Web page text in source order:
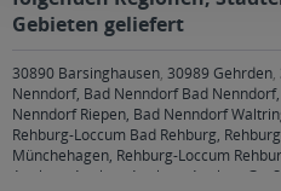
Gebieten geliefert
30890 Barsinghausen, 30989 Gehrden,
Nenndorf, Bad Nenndorf Bad
Nenndorf Riepen, Bad Nenndorf
Rehburg-Loccum Bad Rehburg,
Münchehagen, Rehburg-Loccum
Apelern, Apelern Apelern, Apelern